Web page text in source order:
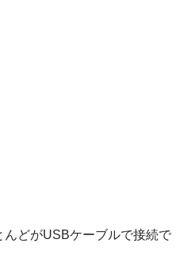
どがUSBケーブルで接続で